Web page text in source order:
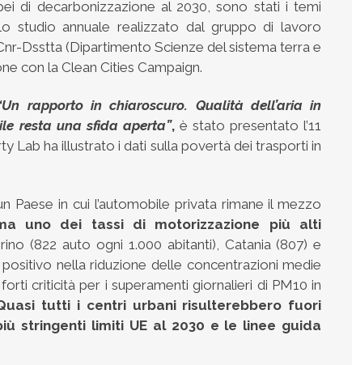
di decarbonizzazione al 2030, sono stati i temi
studio annuale realizzato dal gruppo di lavoro
Dsstta (Dipartimento Scienze del sistema terra e
con la Clean Cities Campaign.
rapporto in chiaroscuro. Qualità dell’aria in
resta una sfida aperta”, è stato presentato l’11
Lab ha illustrato i dati sulla povertà dei trasporti in
in cui l’automobile privata rimane il mezzo
uno dei tassi di motorizzazione più alti
(822 auto ogni 1.000 abitanti), Catania (807) e
nella riduzione delle concentrazioni medie
criticità per i superamenti giornalieri di PM10 in
tutti i centri urbani risulterebbero fuori
stringenti limiti UE al 2030 e le linee guida